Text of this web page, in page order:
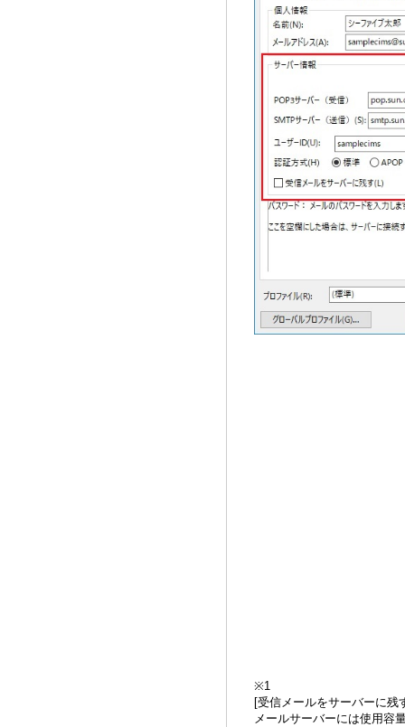
※1
[受信メールをサーバーに残
メールサーバーには使用